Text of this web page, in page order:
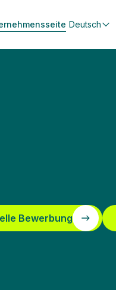
Deutsch
Bewerbung